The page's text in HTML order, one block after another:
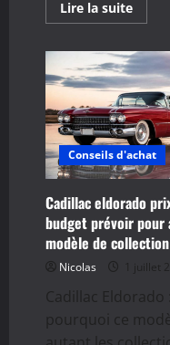
Lire la suiteEn
savoir
une
:
coûts
et
à
Conseils d'achat
Cadillac eldorado
budget prévoir pour
modèle de collection
Nicolas 1 juillet
Cadillac Eldorado :
pourquoi ce